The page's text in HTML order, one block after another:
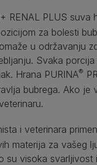
RENAL PLUS suva
za bolesti
u održavanju
Svaka
Hrana PURINA®
bubrega. Ako
i veterinara
materija za vašeg
su visoka svarljivost